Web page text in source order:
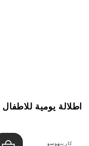
اطلالة يومية للاطفال
كارينهوسو